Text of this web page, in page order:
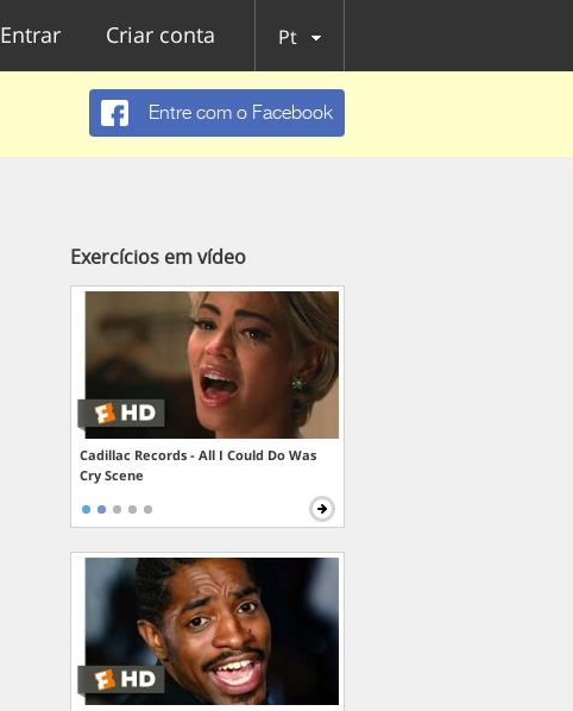
Entrar Criar conta Pt
Entre com o Facebook
Exercícios em vídeo
Cadillac Records - All I Could Do Was
Cry Scene